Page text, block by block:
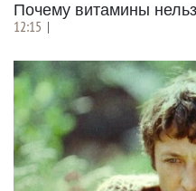
Почему витамины
12:15 |